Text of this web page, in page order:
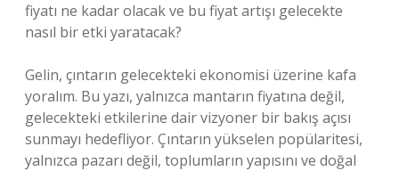
fiyatı ne kadar olacak ve bu fiyat artışı gelecekte
nasıl bir etki yaratacak?
Gelin, çıntarın gelecekteki ekonomisi üzerine kafa
yoralım. Bu yazı, yalnızca mantarın fiyatına değil,
gelecekteki etkilerine dair vizyoner bir bakış açısı
sunmayı hedefliyor. Çıntarın yükselen popülaritesi,
yalnızca pazarı değil, toplumların yapısını ve doğal